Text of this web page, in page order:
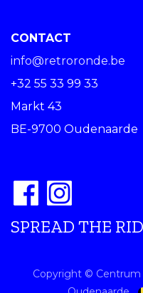
CONTACT
info@retroronde.be
+32 55 33 99 33
Markt 43
BE-9700 Oudenaarde
SPREAD THE
Copyright © Centrum